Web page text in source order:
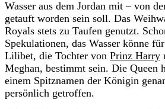
Wasser aus dem Jordan mit – von
getauft worden sein soll. Das
Royals stets zu Taufen genutzt.
Spekulationen, das Wasser könne
Lilibet, die Tochter von Prinz Harry
Meghan, bestimmt sein. Die Queen
einem Spitznamen der Königin
persönlich getroffen.